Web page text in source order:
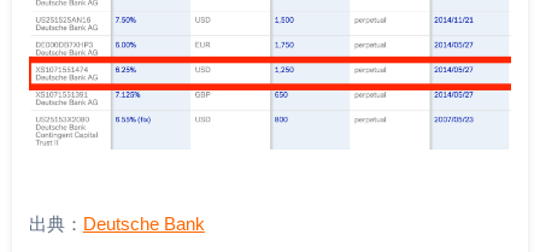
出典： Deutsche Bank